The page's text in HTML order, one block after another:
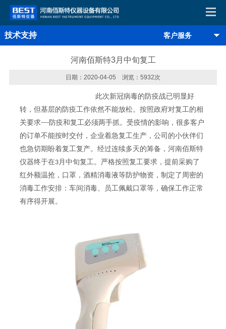
技术支持 客户服务
河南佰斯特3月中旬复工
日期：2020-04-05 浏览：5932次
此次新冠病毒的防疫战已明显好
转，但基层的防疫工作依然不能放松。按照政府对复工的相
关要求----防疫和复工必须两手抓。受疫情的影响，很多客户
的订单不能按时交付，企业着急复工生产，公司的小伙伴们
也急切期盼着复工复产。 经过连续多天的筹备，河南佰斯特
仪器终于在3月中旬复工。严格按照复工要求，提前采购了
红外额温抢，口罩，酒精消毒液等防护物资，制定了周密的
消毒工作安排：车间消毒、员工佩戴口罩等，确保工作正常
有序得开展。